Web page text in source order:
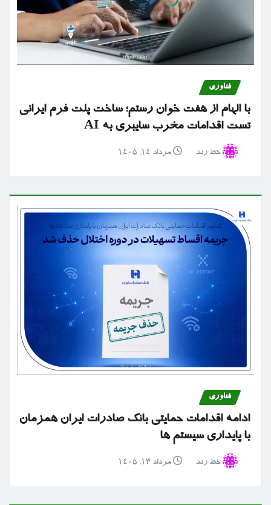
فناوری
با الهام از هفت خوان رستم؛ ساخت پلت فرم ایرانی
تست اقدامات مخرب سایبری به AI
خط رند مرداد ۱۴, ۱۴۰۵
فناوری
ادامه اقدامات حمایتی بانک صادرات ایران همزمان
با پایداری سیستم ها
خط رند مرداد ۱۳, ۱۴۰۵